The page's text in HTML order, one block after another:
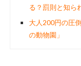
る？罰則と知ら
大人200円の圧
の動物園」